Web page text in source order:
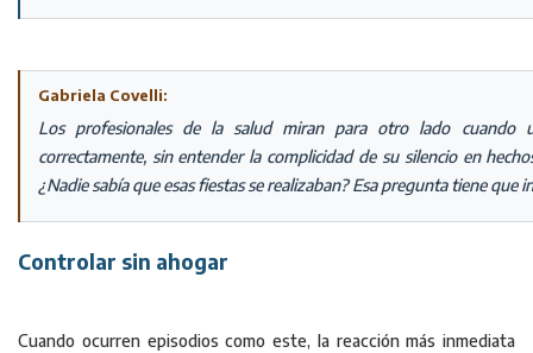
Gabriela Covelli:
Los profesionales de la salud miran para otro lado cuando
correctamente, sin entender la complicidad de su silencio en
¿Nadie sabía que esas fiestas se realizaban? Esa pregunta tiene que
Controlar sin ahogar
Cuando ocurren episodios como este, la reacción más inmediata